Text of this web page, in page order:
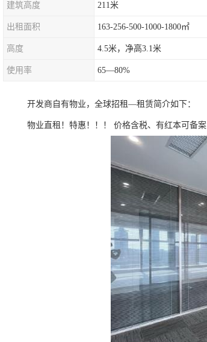
建筑高度 211米
出租面积 163-256-500-1000-1800㎡
高度 4.5米，净高3.1米
使用率 65—80%
开发商自有物业，全球招租—租赁简介如下：
物业直租！特惠！！！ 价格含税、有红本可备案